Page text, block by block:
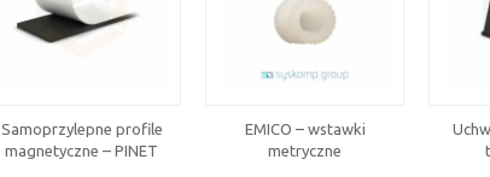
Samoprzylepne profile
magnetyczne – PINET
EMICO – wstawki
metryczne